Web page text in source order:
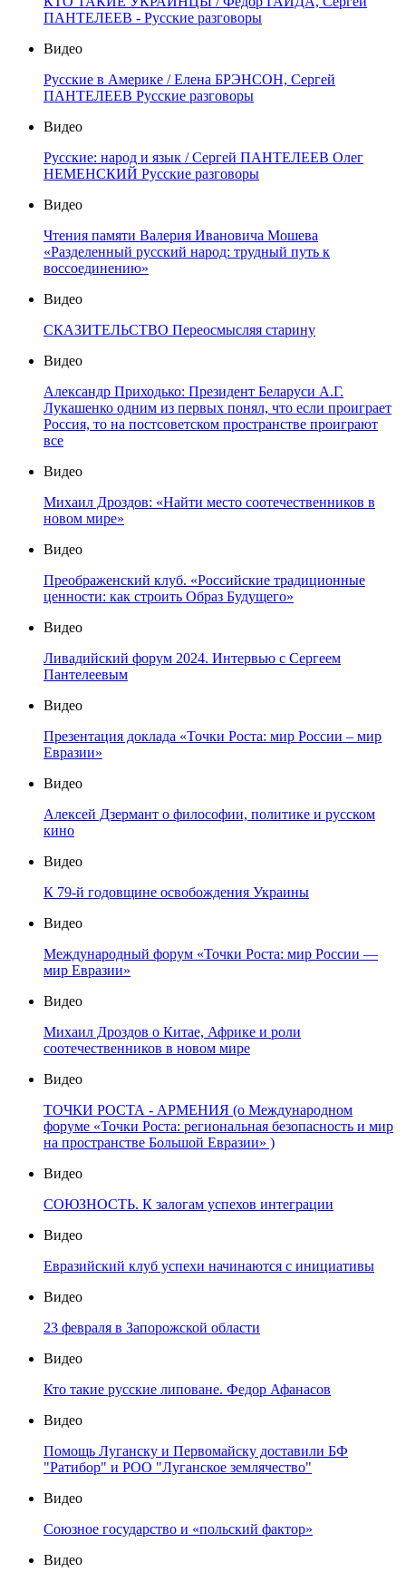
ПАНТЕЛЕЕВ - Русские разговоры
Видео
Русские в Америке / Елена БРЭНСОН, Сергей
ПАНТЕЛЕЕВ Русские разговоры
Видео
Русские: народ и язык / Сергей ПАНТЕЛЕЕВ Олег
НЕМЕНСКИЙ Русские разговоры
Видео
Чтения памяти Валерия Ивановича Мошева
«Разделенный русский народ: трудный путь к
воссоединению»
Видео
СКАЗИТЕЛЬСТВО Переосмысляя старину
Видео
Александр Приходько: Президент Беларуси А.Г.
Лукашенко одним из первых понял, что если проиграет
Россия, то на постсоветском пространстве проиграют
все
Видео
Михаил Дроздов: «Найти место соотечественников в
новом мире»
Видео
Преображенский клуб. «Российские традиционные
ценности: как строить Образ Будущего»
Видео
Ливадийский форум 2024. Интервью с Сергеем
Пантелеевым
Видео
Презентация доклада «Точки Роста: мир России – мир
Евразии»
Видео
Алексей Дзермант о философии, политике и русском
кино
Видео
К 79-й годовщине освобождения Украины
Видео
Международный форум «Точки Роста: мир России —
мир Евразии»
Видео
Михаил Дроздов о Китае, Африке и роли
соотечественников в новом мире
Видео
ТОЧКИ РОСТА - АРМЕНИЯ (о Международном
форуме «Точки Роста: региональная безопасность и мир
на пространстве Большой Евразии» )
Видео
СОЮЗНОСТЬ. К залогам успехов интеграции
Видео
Евразийский клуб успехи начинаются с инициативы
Видео
23 февраля в Запорожской области
Видео
Кто такие русские липоване. Федор Афанасов
Видео
Помощь Луганску и Первомайску доставили БФ
"Ратибор" и РОО "Луганское землячество"
Видео
Союзное государство и «польский фактор»
Видео